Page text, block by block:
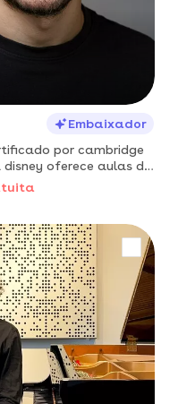
Embaixador
por cambridge
oferece aulas de
os níveis